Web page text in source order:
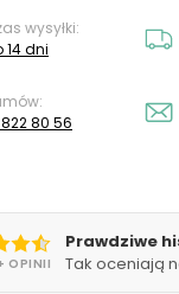
wysyłki:
14 dni
822 80 56
OPINII
Prawdziwe
Tak oceniają